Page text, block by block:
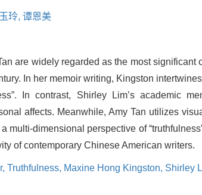
玲, 谭恩美
are widely regarded as the most
In her memoir writing, Kingston
In contrast, Shirley Lim’s academic
affects. Meanwhile, Amy Tan utilizes
multi-dimensional perspective of
of contemporary Chinese American writers.
Truthfulness, Maxine Hong Kingston, Shirley